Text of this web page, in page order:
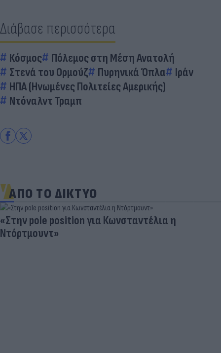
Διάβασε περισσότερα
Κόσμος
Πόλεμος στη Μέση Ανατολή
Στενά του Ορμούζ
Πυρηνικά Όπλα
Ιράν
ΗΠΑ (Ηνωμένες Πολιτείες Αμερικής)
Ντόναλντ Τραμπ
ΑΠΟ ΤΟ ΔΙΚΤΥΟ
«Στην pole position για Κωνσταντέλια η
Ντόρτμουντ»